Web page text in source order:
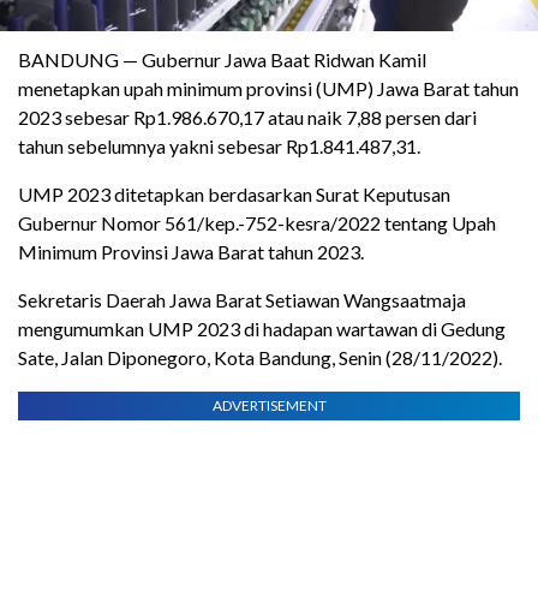
BANDUNG — Gubernur Jawa Baat Ridwan Kamil
menetapkan upah minimum provinsi (UMP) Jawa Barat tahun
2023 sebesar Rp1.986.670,17 atau naik 7,88 persen dari
tahun sebelumnya yakni sebesar Rp1.841.487,31.
UMP 2023 ditetapkan berdasarkan Surat Keputusan
Gubernur Nomor 561/kep.-752-kesra/2022 tentang Upah
Minimum Provinsi Jawa Barat tahun 2023.
Sekretaris Daerah Jawa Barat Setiawan Wangsaatmaja
mengumumkan UMP 2023 di hadapan wartawan di Gedung
Sate, Jalan Diponegoro, Kota Bandung, Senin (28/11/2022).
ADVERTISEMENT